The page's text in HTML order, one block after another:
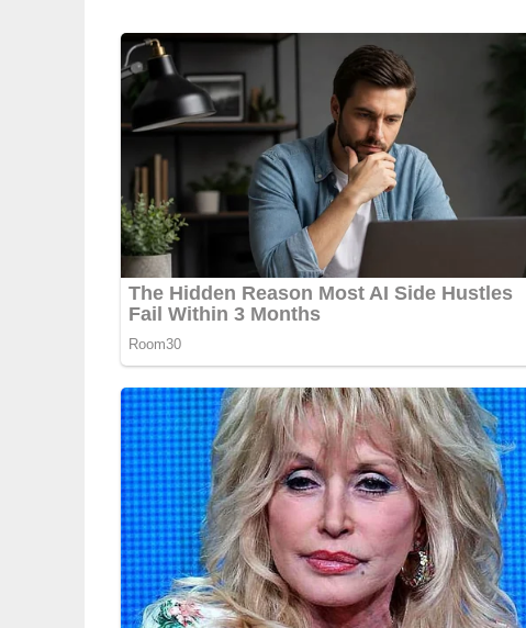
Majoran
3 mittelgroße Zwiebeln
2 bis 3 EL Mehl
150 g Speck
Rindsuppe
1 Msp. Paprikapulver
10 g Fett
etwas Essig
Kohlrabi
Lob, Kritik, Fragen oder Anregungen zum
Und so wird es gemacht…
Die Leber der Länge nach halbieren oder die
Blättrig schneiden und zu den geschälten,
Pilzen geben.
Würzen und die feingeschnittenen Zwiebeln
Nun gibt man das Mehl dazu, rührt um, fügt den
füllt mit Rindsuppe oder Wasser auf.
Die blättrig geschnittenen Kohlrabi werden extra